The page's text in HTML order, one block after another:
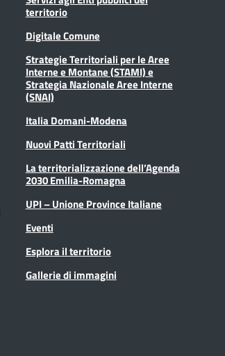
territorio
Digitale Comune
Strategie Territoriali per le Aree
Interne e Montane (STAMI) e
Strategia Nazionale Aree Interne
(SNAI)
Italia Domani-Modena
Nuovi Patti Territoriali
La territorializzazione dell’Agenda
2030 Emilia-Romagna
UPI – Unione Province Italiane
Eventi
Esplora il territorio
Gallerie di immagini